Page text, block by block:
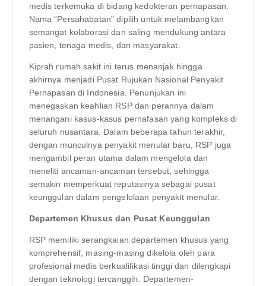
medis terkemuka di bidang kedokteran pernapasan.
Nama “Persahabatan” dipilih untuk melambangkan
semangat kolaborasi dan saling mendukung antara
pasien, tenaga medis, dan masyarakat.
Kiprah rumah sakit ini terus menanjak hingga
akhirnya menjadi Pusat Rujukan Nasional Penyakit
Pernapasan di Indonesia. Penunjukan ini
menegaskan keahlian RSP dan perannya dalam
menangani kasus-kasus pernafasan yang kompleks di
seluruh nusantara. Dalam beberapa tahun terakhir,
dengan munculnya penyakit menular baru, RSP juga
mengambil peran utama dalam mengelola dan
meneliti ancaman-ancaman tersebut, sehingga
semakin memperkuat reputasinya sebagai pusat
keunggulan dalam pengelolaan penyakit menular.
Departemen Khusus dan Pusat Keunggulan
RSP memiliki serangkaian departemen khusus yang
komprehensif, masing-masing dikelola oleh para
profesional medis berkualifikasi tinggi dan dilengkapi
dengan teknologi tercanggih. Departemen-